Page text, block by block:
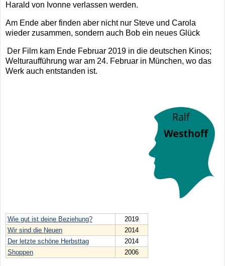
Harald von Ivonne verlassen werden.
Am Ende aber finden aber nicht nur Steve und Carola
wieder zusammen, sondern auch Bob ein neues Glück
Der Film kam Ende Februar 2019 in die deutschen Kinos;
Welturaufführung war am 24. Februar in München, wo das
Werk auch entstanden ist.
Wie gut ist deine Beziehung?
2019
Wir sind die Neuen
2014
Der letzte schöne Herbsttag
2014
Shoppen
2006